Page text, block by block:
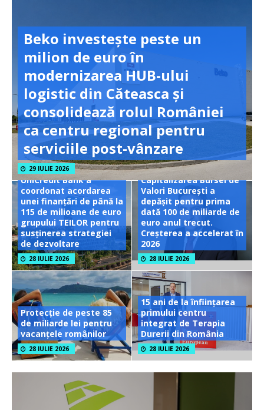
Beko investește peste un
milion de euro în
modernizarea HUB-ului
logistic din Căteasca și
consolidează rolul României
ca centru regional pentru
serviciile post-vânzare
29 IULIE 2026
UniCredit Bank a
coordonat acordarea
unei finanțări de până la
115 de milioane de euro
grupului TEILOR pentru
susținerea strategiei
de dezvoltare
28 IULIE 2026
Capitalizarea Bursei de
Valori București a
depășit pentru prima
dată 100 de miliarde de
euro anul trecut.
Creșterea a accelerat în
2026
28 IULIE 2026
Protecție de peste 85
de miliarde lei pentru
vacanțele românilor
28 IULIE 2026
15 ani de la înființarea
primului centru
integrat de Terapia
Durerii din România
28 IULIE 2026